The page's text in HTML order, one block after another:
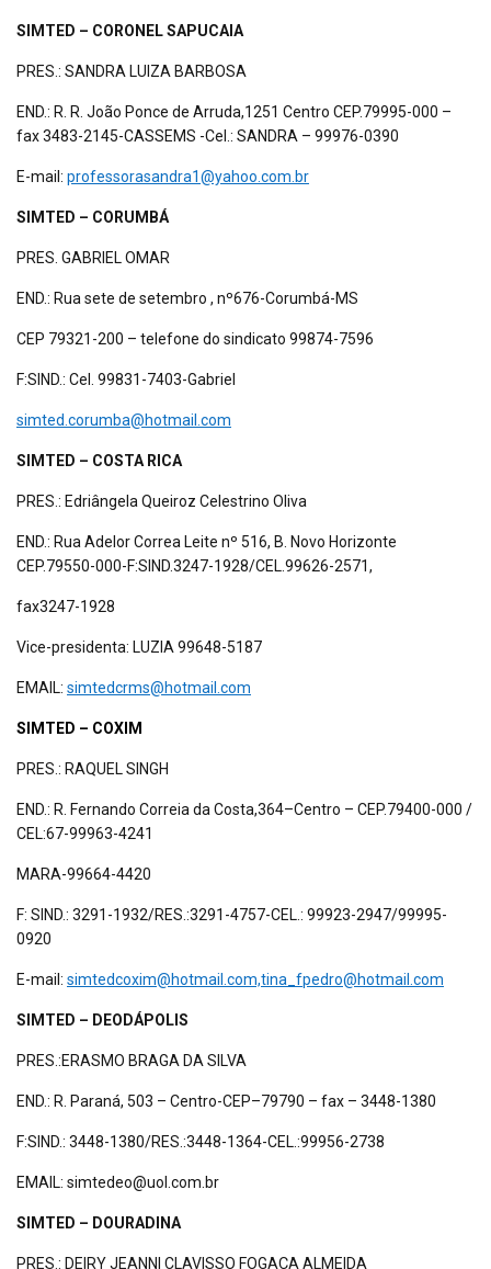
SIMTED – CORONEL SAPUCAIA
PRES.: SANDRA LUIZA BARBOSA
END.: R. R. João Ponce de Arruda,1251 Centro CEP.79995-000 –
fax 3483-2145-CASSEMS -Cel.: SANDRA – 99976-0390
E-mail: professorasandra1@yahoo.com.br
SIMTED – CORUMBÁ
PRES. GABRIEL OMAR
END.: Rua sete de setembro , nº676-Corumbá-MS
CEP 79321-200 – telefone do sindicato 99874-7596
F:SIND.: Cel. 99831-7403-Gabriel
simted.corumba@hotmail.com
SIMTED – COSTA RICA
PRES.: Edriângela Queiroz Celestrino Oliva
END.: Rua Adelor Correa Leite nº 516, B. Novo Horizonte
CEP.79550-000-F:SIND.3247-1928/CEL.99626-2571,
fax3247-1928
Vice-presidenta: LUZIA 99648-5187
EMAIL: simtedcrms@hotmail.com
SIMTED – COXIM
PRES.: RAQUEL SINGH
END.: R. Fernando Correia da Costa,364–Centro – CEP.79400-000 /
CEL:67-99963-4241
MARA-99664-4420
F: SIND.: 3291-1932/RES.:3291-4757-CEL.: 99923-2947/99995-
0920
E-mail: simtedcoxim@hotmail.com,tina_fpedro@hotmail.com
SIMTED – DEODÁPOLIS
PRES.:ERASMO BRAGA DA SILVA
END.: R. Paraná, 503 – Centro-CEP–79790 – fax – 3448-1380
F:SIND.: 3448-1380/RES.:3448-1364-CEL.:99956-2738
EMAIL: simtedeo@uol.com.br
SIMTED – DOURADINA
PRES.: DEIRY JEANNI CLAVISSO FOGAÇA ALMEIDA